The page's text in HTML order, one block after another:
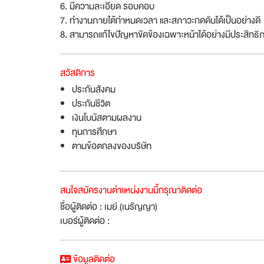
6. มีความละเอียด รอบคอบ
7. ทำงานภายใต้กำหนดเวลา และสภาวะกดดันได้เป็นอย่างดี
8. สามารถแก้ไขปัญหาขัดข้องเฉพาะหน้าได้อย่างมีประสิท
สวัสดิการ
ประกันสังคม
ประกันชีวิต
เงินโบนัสตามผลงาน
ทุนการศึกษา
ตามข้อตกลงของบริษัท
สนใจสมัครงานตำแหน่งงานนี้กรุณาติดต่อ
ชื่อผู้ติดต่อ : เมย์ (เนรัญญา)
เบอร์ผู้ติดต่อ :
ข้อมูลติดต่อ